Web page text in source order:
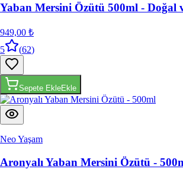
Yaban Mersini Özütü 500ml - Doğal
949,00 ₺
5
(62)
Sepete EkleEkle
Neo Yaşam
Aronyalı Yaban Mersini Özütü -